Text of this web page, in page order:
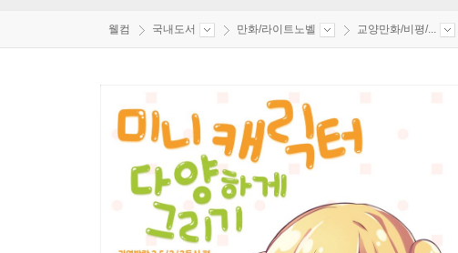
웰컴 국내도서 만화/라이트노벨 교양만화/비평/...